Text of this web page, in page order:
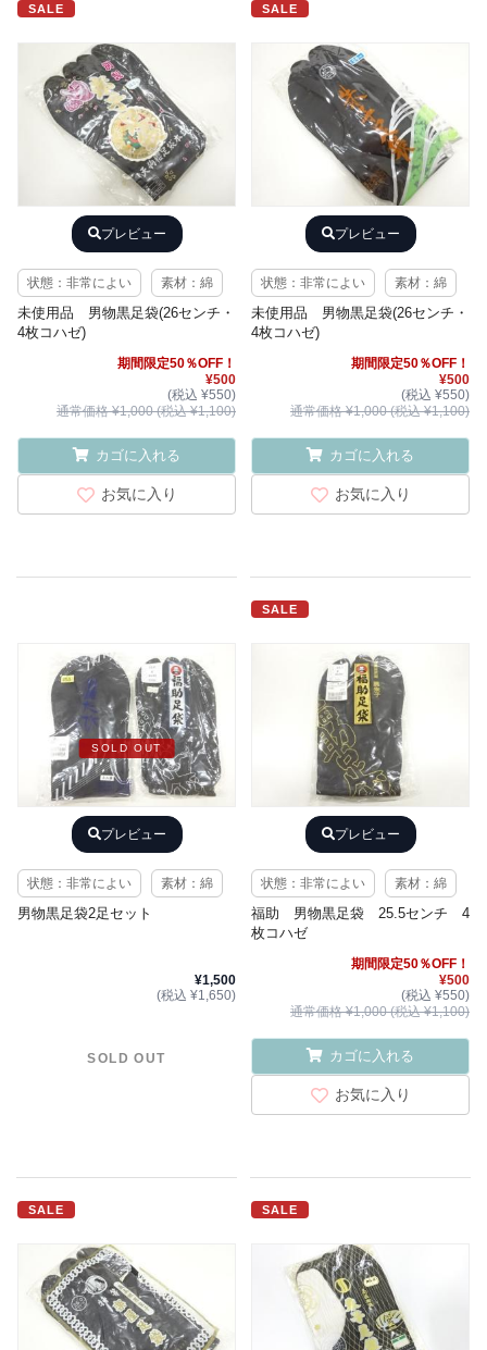
SALE
プレビュー
状態：非常によい 素材：綿
未使用品 男物黒足袋(26センチ・
4枚コハゼ)
期間限定50％OFF！
¥500
(税込 ¥550)
通常価格 ¥1,000 (税込 ¥1,100)
カゴに入れる
お気に入り
SALE
プレビュー
状態：非常によい 素材：綿
未使用品 男物黒足袋(26センチ・
4枚コハゼ)
期間限定50％OFF！
¥500
(税込 ¥550)
通常価格 ¥1,000 (税込 ¥1,100)
カゴに入れる
お気に入り
SOLD OUT
プレビュー
状態：非常によい 素材：綿
男物黒足袋2足セット
¥1,500
(税込 ¥1,650)
SOLD OUT
SALE
プレビュー
状態：非常によい 素材：綿
福助 男物黒足袋 25.5センチ 4
枚コハゼ
期間限定50％OFF！
¥500
(税込 ¥550)
通常価格 ¥1,000 (税込 ¥1,100)
カゴに入れる
お気に入り
SALE SALE